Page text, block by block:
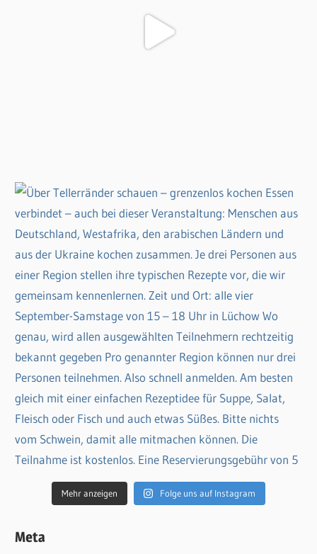
Mehr anzeigen Folge uns auf Instagram
Meta